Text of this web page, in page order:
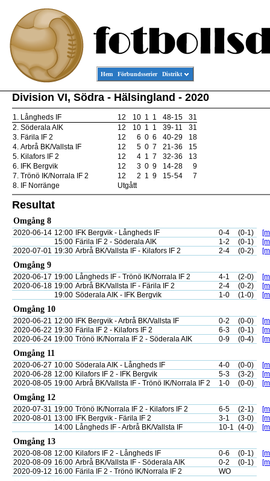
Hem Förbundsserier Distrikt
Division VI, Södra - Hälsingland - 2020
1. Långheds IF 12 10 1 1 48-15
31
2. Söderala AIK 12 10 1 1 39- 11
31
3. Färila IF 2 12 6 0 6 40-29
18
4. Arbrå BK/Vallsta IF 12 5 0 7 21-36
15
5. Kilafors IF 2 12 4 1 7 32-36
13
6. IFK Bergvik 12 3 0 9 14-28
9
7. Trönö IK/Norrala IF 2 12 2 1 9 15-54
7
8. IF Norränge Utgått
Resultat
Omgång 8
2020-06-14 12:00 IFK Bergvik - Långheds IF 0-4 (0-1)
15:00 Färila IF 2 - Söderala AIK 1-2 (0-1)
2020-07-01 19:30 Arbrå BK/Vallsta IF - Kilafors IF 2 2-4 (0-2)
Omgång 9
2020-06-17 19:00 Långheds IF - Trönö IK/Norrala IF 2 4-1 (2-0)
2020-06-18 19:00 Arbrå BK/Vallsta IF - Färila IF 2 2-4 (0-2)
19:00 Söderala AIK - IFK Bergvik 1-0 (1-0)
Omgång 10
2020-06-21 12:00 IFK Bergvik - Arbrå BK/Vallsta IF 0-2 (0-0)
2020-06-22 19:30 Färila IF 2 - Kilafors IF 2 6-3 (0-1)
2020-06-24 19:00 Trönö IK/Norrala IF 2 - Söderala AIK 0-9 (0-4)
Omgång 11
2020-06-27 10:00 Söderala AIK - Långheds IF 4-0 (0-0)
2020-06-28 12:00 Kilafors IF 2 - IFK Bergvik 5-3 (3-2)
2020-08-05 19:00 Arbrå BK/Vallsta IF - Trönö IK/Norrala IF 2 1-0 (0-0)
Omgång 12
2020-07-31 19:00 Trönö IK/Norrala IF 2 - Kilafors IF 2 6-5 (2-1)
2020-08-01 13:00 IFK Bergvik - Färila IF 2 3-1 (3-0)
14:00 Långheds IF - Arbrå BK/Vallsta IF 10-1 (4-0)
Omgång 13
2020-08-08 12:00 Kilafors IF 2 - Långheds IF 0-6 (0-1)
2020-08-09 16:00 Arbrå BK/Vallsta IF - Söderala AIK 0-2 (0-1)
2020-09-12 16:00 Färila IF 2 - Trönö IK/Norrala IF 2 WO